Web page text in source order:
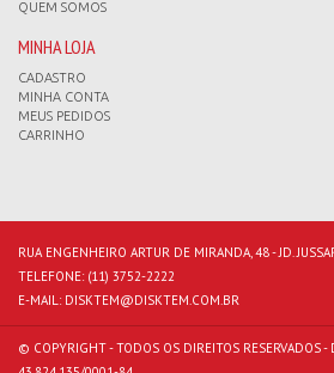
QUEM SOMOS
MINHA LOJA
CADASTRO
MINHA CONTA
MEUS PEDIDOS
CARRINHO
RUA ENGENHEIRO ARTUR DE MIRANDA, 48 - JD.
TELEFONE: (11) 3752-2222
E-MAIL: DISKTEM@DISKTEM.COM.BR
© COPYRIGHT - TODOS OS DIREITOS RESERVADOS -